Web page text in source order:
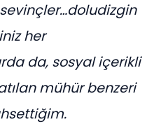
her
da, sosyal içerikli
mühür benzeri